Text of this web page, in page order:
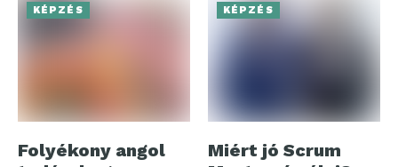
KÉPZÉS
Folyékony angol
KÉPZÉS
Miért jó Scrum